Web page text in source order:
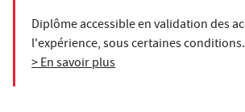
Diplôme accessible en validation des
l'expérience, sous certaines conditions.
> En savoir plus